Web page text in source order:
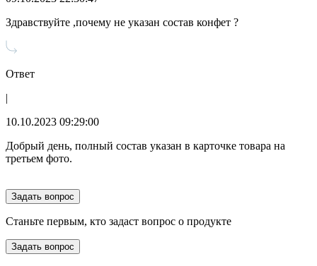
Здравствуйте ,почему не указан состав конфет ?
Ответ
|
10.10.2023 09:29:00
Добрый день, полный состав указан в карточке товара на
третьем фото.
Задать вопрос
Станьте первым, кто задаст вопрос о продукте
Задать вопрос